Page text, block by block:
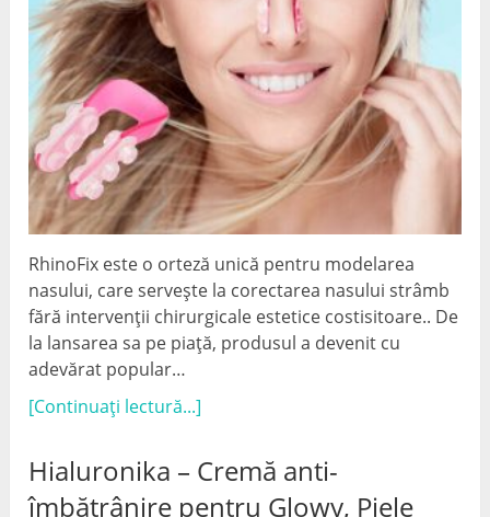
RhinoFix este o orteză unică pentru modelarea
nasului, care servește la corectarea nasului strâmb
fără intervenții chirurgicale estetice costisitoare.. De
la lansarea sa pe piață, produsul a devenit cu
adevărat popular…
[Continuați lectură...]
Hialuronika – Cremă anti-
îmbătrânire pentru Glowy, Piele